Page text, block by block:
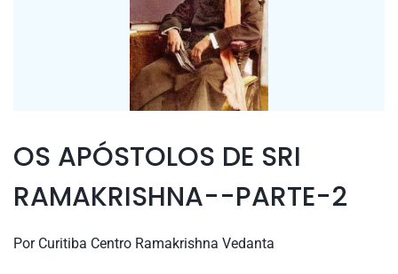
OS APÓSTOLOS DE SRI
RAMAKRISHNA--PARTE-2
Por Curitiba Centro Ramakrishna Vedanta